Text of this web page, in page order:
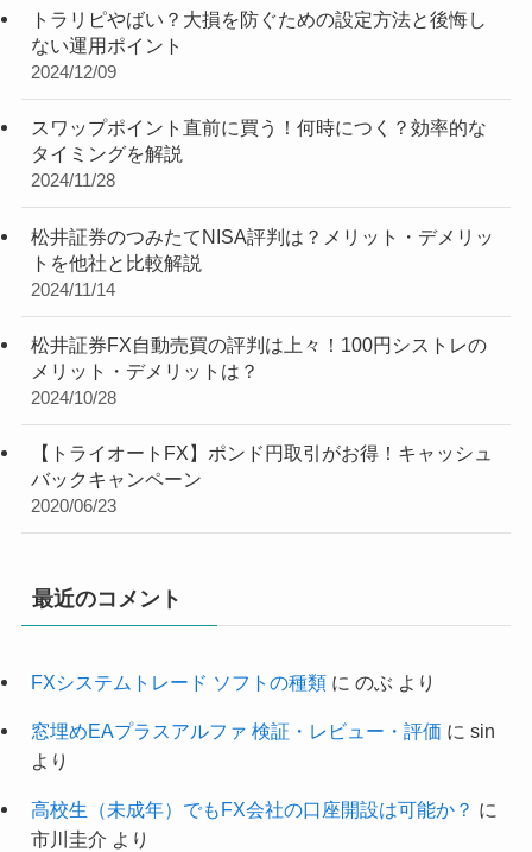
トラリピやばい？大損を防ぐための設定方法と後悔し
ない運用ポイント
2024/12/09
スワップポイント直前に買う！何時につく？効率的な
タイミングを解説
2024/11/28
松井証券のつみたてNISA評判は？メリット・デメリッ
トを他社と比較解説
2024/11/14
松井証券FX自動売買の評判は上々！100円シストレの
メリット・デメリットは？
2024/10/28
【トライオートFX】ポンド円取引がお得！キャッシュ
バックキャンペーン
2020/06/23
最近のコメント
FXシステムトレード ソフトの種類に のぶ より
窓埋めEAプラスアルファ 検証・レビュー・評価 に sin
より
高校生（未成年）でもFX会社の口座開設は可能か？ に
市川圭介 より